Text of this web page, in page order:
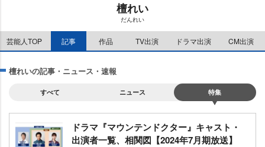
檀れい
だんれい
芸能人TOP 記事 作品 TV出演 ドラマ出演 CM出演
檀れいの記事・ニュース・速報
すべて ニュース 特集
ドラマ『マウンテンドクター』キャスト・
出演者一覧、相関図【2024年7月期放送】